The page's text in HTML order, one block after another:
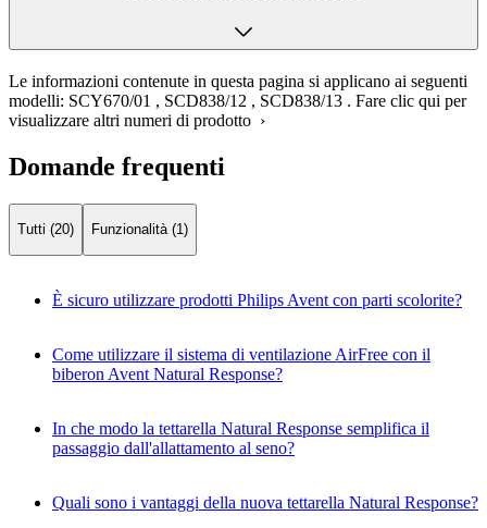
Le informazioni contenute in questa pagina si applicano ai seguenti
modelli: SCY670/01 , SCD838/12 , SCD838/13 . Fare clic qui per
visualizzare altri numeri di prodotto ›
Domande frequenti
Tutti (20) Funzionalità (1)
È sicuro utilizzare prodotti Philips Avent con parti scolorite?
Come utilizzare il sistema di ventilazione AirFree con il
biberon Avent Natural Response?
In che modo la tettarella Natural Response semplifica il
passaggio dall'allattamento al seno?
Quali sono i vantaggi della nuova tettarella Natural Response?